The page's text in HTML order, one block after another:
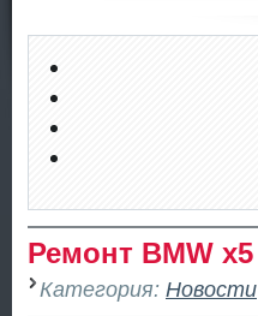
Ремонт BMW x5
Категория: Новости